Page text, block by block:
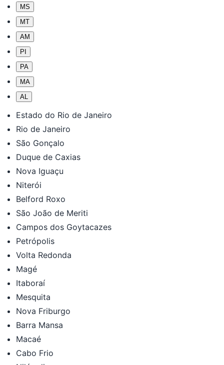
MS
MT
AM
PI
PA
MA
AL
Estado do Rio de Janeiro
Rio de Janeiro
São Gonçalo
Duque de Caxias
Nova Iguaçu
Niterói
Belford Roxo
São João de Meriti
Campos dos Goytacazes
Petrópolis
Volta Redonda
Magé
Itaboraí
Mesquita
Nova Friburgo
Barra Mansa
Macaé
Cabo Frio